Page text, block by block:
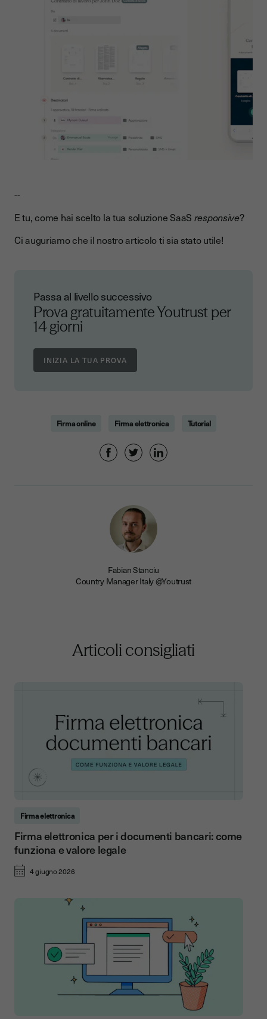
--
E tu, come hai scelto la tua soluzione SaaS responsive?
Ci auguriamo che il nostro articolo ti sia stato utile!
Passa al livello successivo
Prova gratuitamente Youtrust per
14 giorni
Firma online Firma elettronica Tutorial
Fabian Stanciu
Country Manager Italy @Youtrust
Articoli consigliati
Firma elettronica
Firma elettronica per i documenti bancari: come
funziona e valore legale
4 giugno 2026